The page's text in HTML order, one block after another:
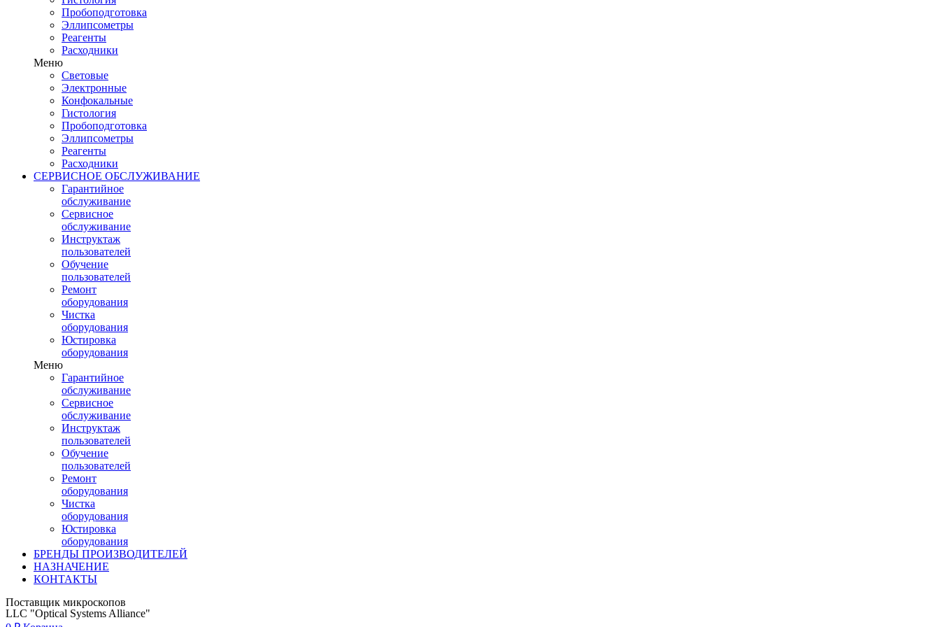
Пробоподготовка
Эллипсометры
Реагенты
Расходники
Меню
Световые
Электронные
Конфокальные
Гистология
Пробоподготовка
Эллипсометры
Реагенты
Расходники
СЕРВИСНОЕ ОБСЛУЖИВАНИЕ
Гарантийное
обслуживание
Сервисное
обслуживание
Инструктаж
пользователей
Обучение
пользователей
Ремонт
оборудования
Чистка
оборудования
Юстировка
оборудования
Меню
Гарантийное
обслуживание
Сервисное
обслуживание
Инструктаж
пользователей
Обучение
пользователей
Ремонт
оборудования
Чистка
оборудования
Юстировка
оборудования
БРЕНДЫ ПРОИЗВОДИТЕЛЕЙ
НАЗНАЧЕНИЕ
КОНТАКТЫ
Поставщик микроскопов
LLC "Optical Systems Alliance"